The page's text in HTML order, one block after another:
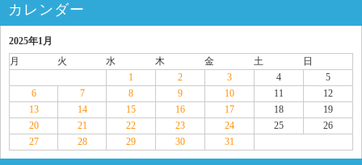
カレンダー
2025年1月
月
火 水 木 金 土
日
1
2 3 4
5
6
7 8 9 10 11
12
13
14 15 16 17 18
19
20
21 22 23 24 25
26
27
28 29 30 31